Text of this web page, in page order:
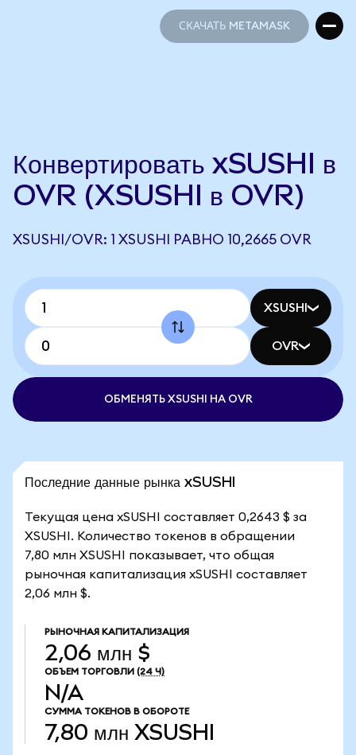
СКАЧАТЬ METAMASK
Конвертировать xSUSHI в
OVR (XSUSHI в OVR)
XSUSHI/OVR: 1 XSUSHI РАВНО 10,2665 OVR
XSUSHI
OVR
ОБМЕНЯТЬ XSUSHI НА OVR
Последние данные рынка xSUSHI
Текущая цена xSUSHI составляет 0,2643 $ за
XSUSHI. Количество токенов в обращении
7,80 млн XSUSHI показывает, что общая
рыночная капитализация xSUSHI составляет
2,06 млн $.
РЫНОЧНАЯ КАПИТАЛИЗАЦИЯ
2,06 млн $
ОБЪЕМ ТОРГОВЛИ (24 Ч)
N/A
СУММА ТОКЕНОВ В ОБОРОТЕ
7,80 млн XSUSHI